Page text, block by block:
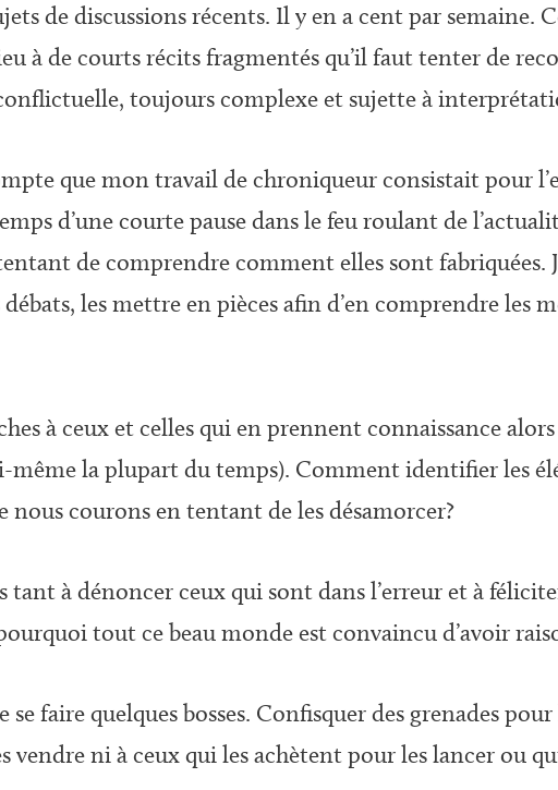
de discussions récents. Il y en a cent par semaine.
à de courts récits fragmentés qu’il faut tenter de
toujours complexe et sujette à
que mon travail de chroniqueur consistait pour
d’une courte pause dans le feu roulant de
de comprendre comment elles sont fabriquées.
les mettre en pièces afin d’en comprendre les
à ceux et celles qui en prennent connaissance alors
la plupart du temps). Comment identifier les
courons en tentant de les désamorcer?
à dénoncer ceux qui sont dans l’erreur et à
tout ce beau monde est convaincu d’avoir
faire quelques bosses. Confisquer des grenades
vendre ni à ceux qui les achètent pour les lancer ou